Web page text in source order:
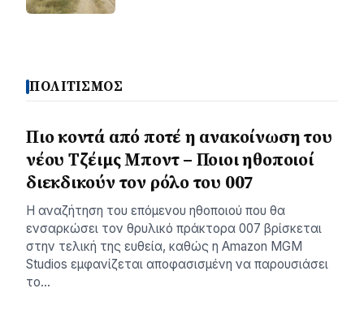
ΠΟΛΙΤΙΣΜΟΣ
Πιο κοντά από ποτέ η ανακοίνωση του
νέου Τζέιμς Μποντ – Ποιοι ηθοποιοί
διεκδικούν τον ρόλο του 007
Η αναζήτηση του επόμενου ηθοποιού που θα
ενσαρκώσει τον θρυλικό πράκτορα 007 βρίσκεται
στην τελική της ευθεία, καθώς η Amazon MGM
Studios εμφανίζεται αποφασισμένη να παρουσιάσει
το…